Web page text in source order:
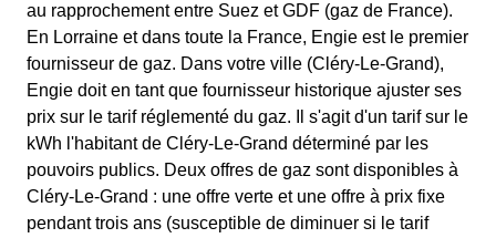
au rapprochement entre Suez et GDF (gaz de France).
En Lorraine et dans toute la France, Engie est le premier
fournisseur de gaz. Dans votre ville (Cléry-Le-Grand),
Engie doit en tant que fournisseur historique ajuster ses
prix sur le tarif réglementé du gaz. Il s'agit d'un tarif sur le
kWh l'habitant de Cléry-Le-Grand déterminé par les
pouvoirs publics. Deux offres de gaz sont disponibles à
Cléry-Le-Grand : une offre verte et une offre à prix fixe
pendant trois ans (susceptible de diminuer si le tarif